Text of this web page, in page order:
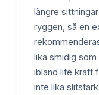
längre
ryggen, så en
lika smidig
ibland lite kraft
inte lika